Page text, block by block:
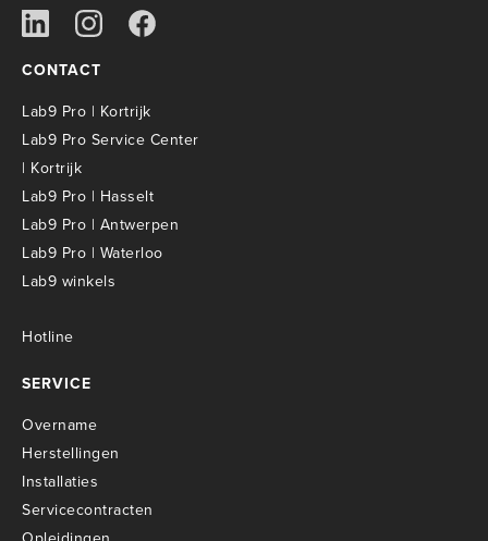
CONTACT
Lab9 Pro | Kortrijk
Lab9 Pro Service Center
| Kortrijk
Lab9 Pro | Hasselt
Lab9 Pro | Antwerpen
Lab9 Pro | Waterloo
Lab9 winkels
Hotline
SERVICE
Overname
Herstellingen
Installaties
Servicecontracten